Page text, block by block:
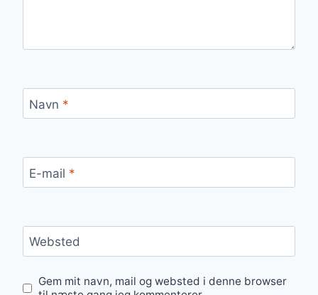
Navn *
E-mail *
Websted
Gem mit navn, mail og websted i denne browser